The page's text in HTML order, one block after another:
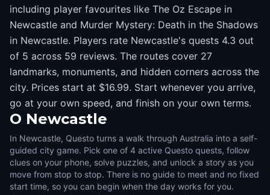
including player favourites like The Oz Escape in
Newcastle and Murder Mystery: Death in the Shadows
in Newcastle. Players rate Newcastle's quests 4.3 out
of 5 across 59 reviews. The routes cover 27
landmarks, monuments, and hidden corners across the
city. Prices start at $16.99. Start whenever you arrive,
go at your own speed, and finish on your own terms.
O Newcastle
In Newcastle, Questo turns a walk through Australia into a self-
guided city game. Pick one of 4 active Questo quests, follow
clues on your phone, solve puzzles, and unlock a story as you
move from stop to stop. There is no guide to meet and no fixed
start time, so you can begin when the day works for you.